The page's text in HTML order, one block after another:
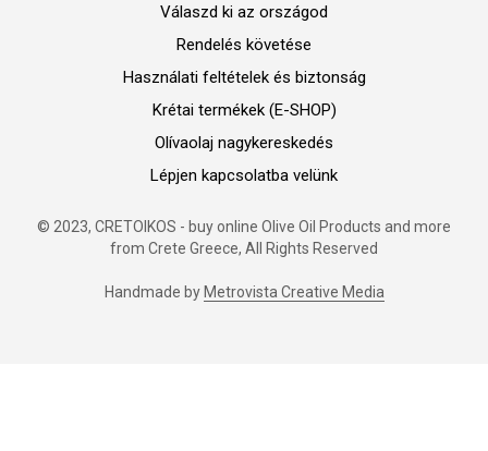
Válaszd ki az országod
Rendelés követése
Használati feltételek és biztonság
Krétai termékek (E-SHOP)
Olívaolaj nagykereskedés
Lépjen kapcsolatba velünk
© 2023, CRETOIKOS - buy online Olive Oil Products and more
from Crete Greece, All Rights Reserved
Handmade byMetrovista Creative Media